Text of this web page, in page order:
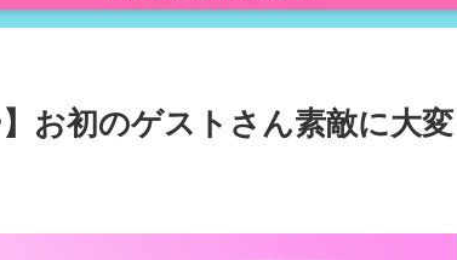
お初のゲストさん素敵に大変